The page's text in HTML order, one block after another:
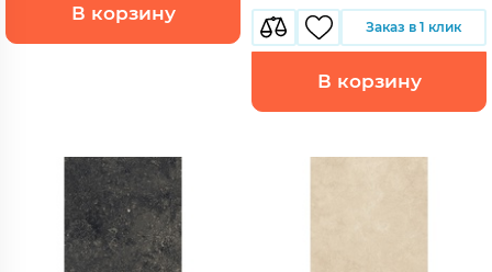
В корзину
Заказ в 1 клик
В корзину